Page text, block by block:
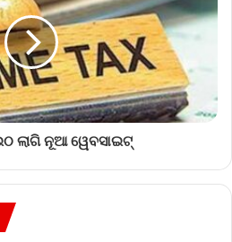
ଲାଗି ନୂଆ ୱେବସାଇଟ୍‌